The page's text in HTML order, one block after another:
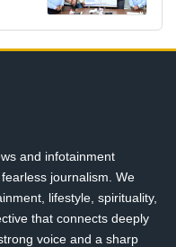
and infotainment
journalism. We
lifestyle, spirituality,
that connects deeply
voice and a sharp